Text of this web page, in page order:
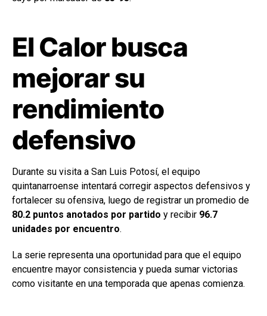
El Calor busca
mejorar su
rendimiento
defensivo
Durante su visita a San Luis Potosí, el equipo
quintanarroense intentará corregir aspectos defensivos y
fortalecer su ofensiva, luego de registrar un promedio de
80.2 puntos anotados por partido y recibir 96.7
unidades por encuentro.
La serie representa una oportunidad para que el equipo
encuentre mayor consistencia y pueda sumar victorias
como visitante en una temporada que apenas comienza.